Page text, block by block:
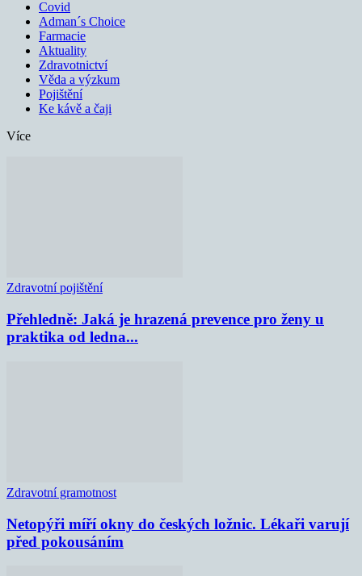
Covid
Adman´s Choice
Farmacie
Aktuality
Zdravotnictví
Věda a výzkum
Pojištění
Ke kávě a čaji
Více
Zdravotní pojištění
Přehledně: Jaká je hrazená prevence pro ženy u
praktika od ledna...
Zdravotní gramotnost
Netopýři míří okny do českých ložnic. Lékaři varují
před pokousáním